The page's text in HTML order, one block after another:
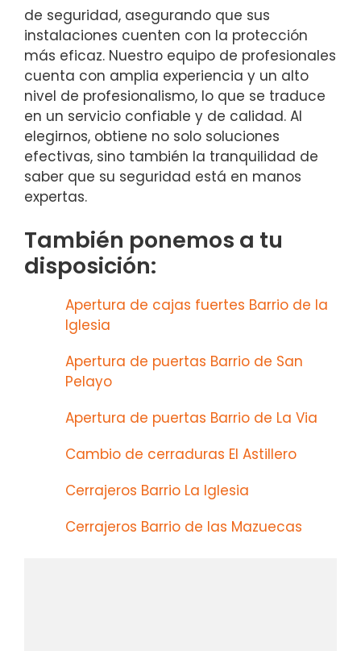
de seguridad, asegurando que sus
instalaciones cuenten con la protección
más eficaz. Nuestro equipo de profesionales
cuenta con amplia experiencia y un alto
nivel de profesionalismo, lo que se traduce
en un servicio confiable y de calidad. Al
elegirnos, obtiene no solo soluciones
efectivas, sino también la tranquilidad de
saber que su seguridad está en manos
expertas.
También ponemos a tu
disposición:
Apertura de cajas fuertes Barrio de la
Iglesia
Apertura de puertas Barrio de San
Pelayo
Apertura de puertas Barrio de La Via
Cambio de cerraduras El Astillero
Cerrajeros Barrio La Iglesia
Cerrajeros Barrio de las Mazuecas